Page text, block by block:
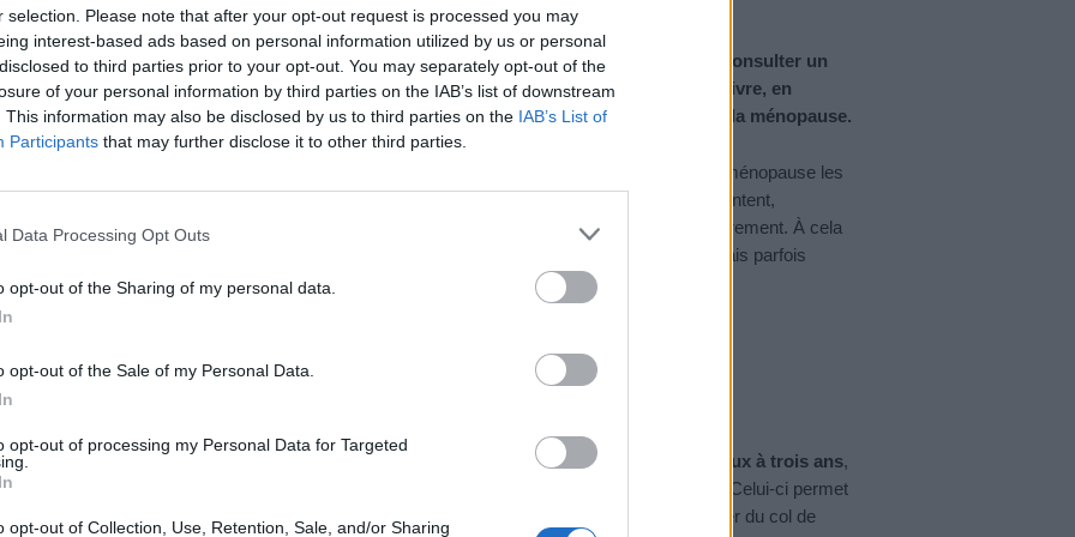
selection. Please note that after your opt-out request is processed you may
interest-based ads based on personal information utilized by us or personal
to third parties prior to your opt-out. You may separately opt-out of the
of your personal information by third parties on the IAB’s list of downstream
This information may also be disclosed by us to third parties on the IAB’s List of
Participants that may further disclose it to other third parties.
Data Processing Opt Outs
opt-out of the Sharing of my personal data.
opt-out of the Sale of my Personal Data.
opt-out of processing my Personal Data for Targeted
opt-out of Collection, Use, Retention, Sale, and/or Sharing
Avec la fin de la fertilité, certaines femmes estiment ne plus avoir besoin de consulter un
gynécologue. À tort, car de nombreux examens préventifs doivent se poursuivre, en
particulier parce que les risques de développer un cancer augmentent après la ménopause.
Avec l’âge, les problèmes gynécologiques changent, mais restent réels. Après la ménopause les
du sein, du col de l’utérus, de l’ovaire et de l’endomètre augmentent,
impliquant des
et des examens préventifs régulièrement. À cela
s’ajoutent les risques de développer d’autres pathologies plus ou moins aiguës, mais parfois
incommodantes.
Ne pas relâcher le rythme des examens
« Il est recommandé de continuer à faire un bilan chez le gynécologue tous les deux à trois ans,
et même après 65 ans », insiste la Dr Elizabeth Paganelli, gynécologue médicale. Celui-ci permet
entre autres d’effectuer un prélèvement cervico-vaginal pour le dépistage du cancer du col de
où
de